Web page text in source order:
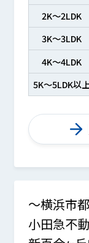
2K～2LDK
3K～3LDK
4K～4LDK
5K～5LDK以上
～横浜市
小田急不